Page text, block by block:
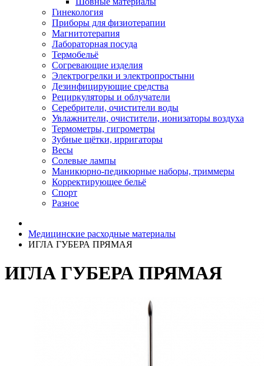
Гинекология
Приборы для физиотерапии
Магнитотерапия
Лабораторная посуда
Термобельё
Согревающие изделия
Электрогрелки и электропростыни
Дезинфицирующие средства
Рециркуляторы и облучатели
Серебрители, очистители воды
Увлажнители, очистители, ионизаторы воздуха
Термометры, гигрометры
Зубные щётки, ирригаторы
Весы
Солевые лампы
Маникюрно-педикюрные наборы, триммеры
Корректирующее бельё
Спорт
Разное
Медицинские расходные материалы
ИГЛА ГУБЕРА ПРЯМАЯ
ИГЛА ГУБЕРА ПРЯМАЯ